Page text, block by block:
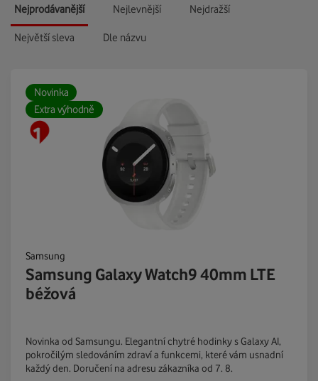
Nejprodávanější Nejlevnější Nejdražší
Největší sleva Dle názvu
Novinka
Extra výhodně
Samsung
Samsung Galaxy Watch9 40mm LTE
béžová
Novinka od Samsungu. Elegantní chytré hodinky s Galaxy AI,
pokročilým sledováním zdraví a funkcemi, které vám usnadní
každý den. Doručení na adresu zákazníka od 7. 8.